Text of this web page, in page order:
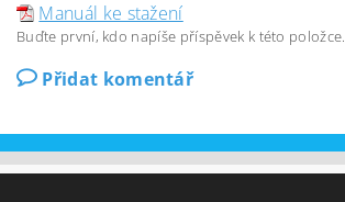
Manuál ke stažení
Buďte první, kdo napíše příspěvek k této položce.
Přidat komentář